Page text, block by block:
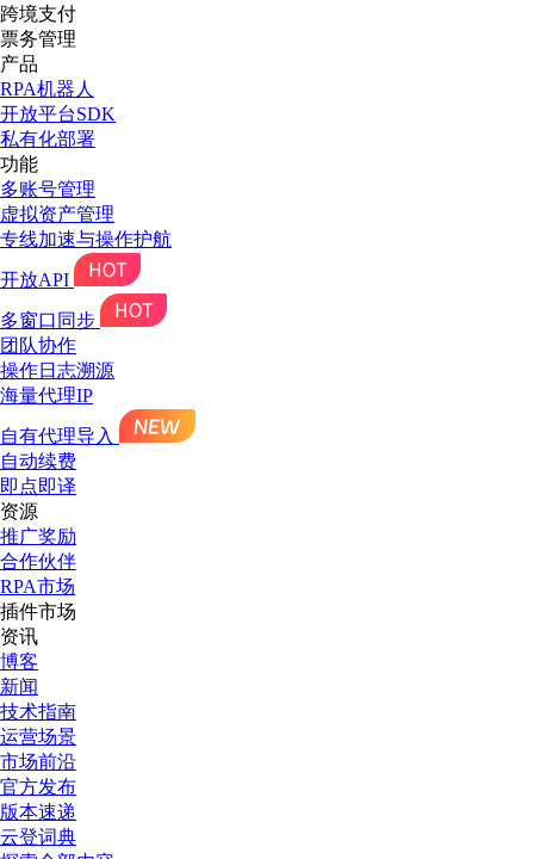
跨境支付
票务管理
产品
RPA机器人
开放平台SDK
私有化部署
功能
多账号管理
虚拟资产管理
专线加速与操作护航
开放API
多窗口同步
团队协作
操作日志溯源
海量代理IP
自有代理导入
自动续费
即点即译
资源
推广奖励
合作伙伴
RPA市场
插件市场
资讯
博客
新闻
技术指南
运营场景
市场前沿
官方发布
版本速递
云登词典